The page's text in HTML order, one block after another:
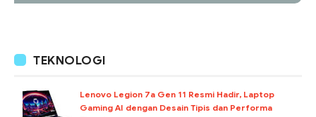
TEKNOLOGI
Lenovo Legion 7a Gen 11 Resmi Hadir, Laptop
Gaming AI dengan Desain Tipis dan Performa